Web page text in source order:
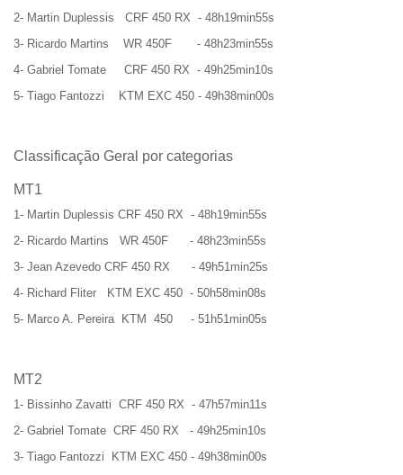
2- Martin Duplessis CRF 450 RX - 48h19min55s
3- Ricardo Martins WR 450F - 48h23min55s
4- Gabriel Tomate CRF 450 RX - 49h25min10s
5- Tiago Fantozzi KTM EXC 450 - 49h38min00s
Classificação Geral por categorias
MT1
1- Martin Duplessis CRF 450 RX - 48h19min55s
2- Ricardo Martins WR 450F - 48h23min55s
3- Jean Azevedo CRF 450 RX - 49h51min25s
4- Richard Fliter KTM EXC 450 - 50h58min08s
5- Marco A. Pereira KTM 450 - 51h51min05s
MT2
1- Bissinho Zavatti CRF 450 RX - 47h57min11s
2- Gabriel Tomate CRF 450 RX - 49h25min10s
3- Tiago Fantozzi KTM EXC 450 - 49h38min00s